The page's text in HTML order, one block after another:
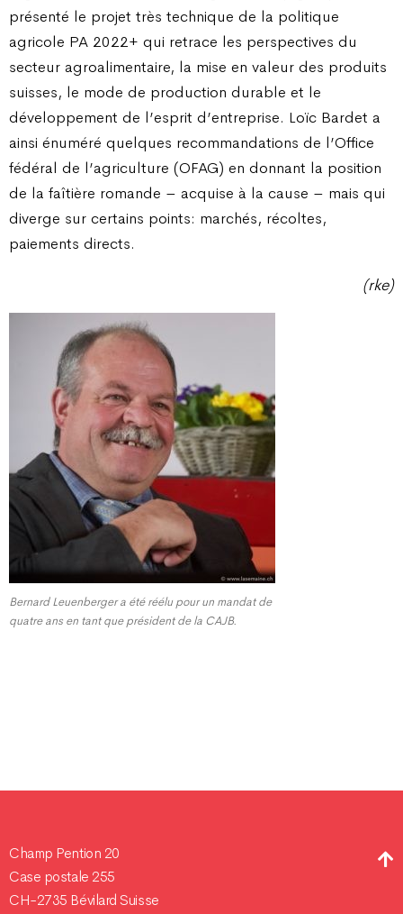
présenté le projet très technique de la politique
agricole PA 2022+ qui retrace les perspectives du
secteur agroalimentaire, la mise en valeur des produits
suisses, le mode de production durable et le
développement de l’esprit d’entreprise. Loïc Bardet a
ainsi énuméré quelques recommandations de l’Office
fédéral de l’agriculture (OFAG) en donnant la position
de la faîtière romande – acquise à la cause – mais qui
diverge sur certains points: marchés, récoltes,
paiements directs.
(rke)
Bernard Leuenberger a été réélu pour un mandat de
quatre ans en tant que président de la CAJB.
Champ Pention 20
Case postale 255
CH-2735 Bévilard Suisse